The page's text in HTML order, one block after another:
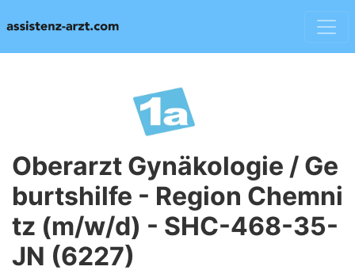
Oberarzt Gynäkologie / Ge
burtshilfe - Region Chemni
tz (m/w/d) - SHC-468-35-
JN (6227)